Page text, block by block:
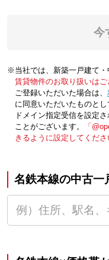
今
※当社では、新築一戸建て・
賃貸物件のお取り扱いはご
ご登録いただいた場合は、
に同意いただいたものとし
ドメイン指定受信を設定
ことがございます。
「
きるように設定してくださ
名鉄本線の中古一